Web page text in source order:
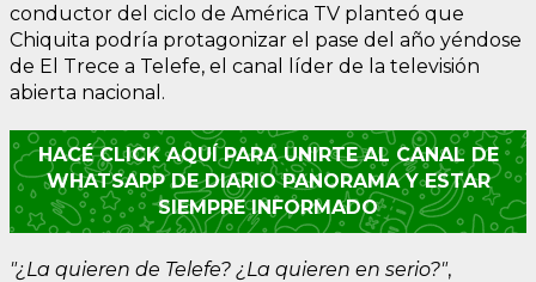
conductor del ciclo de América TV planteó que
Chiquita podría protagonizar el pase del año yéndose
de El Trece a Telefe, el canal líder de la televisión
abierta nacional.
HACÉ CLICK AQUÍ PARA UNIRTE AL CANAL DE
WHATSAPP DE DIARIO PANORAMA Y ESTAR
SIEMPRE INFORMADO
"¿La quieren de Telefe? ¿La quieren en serio?",